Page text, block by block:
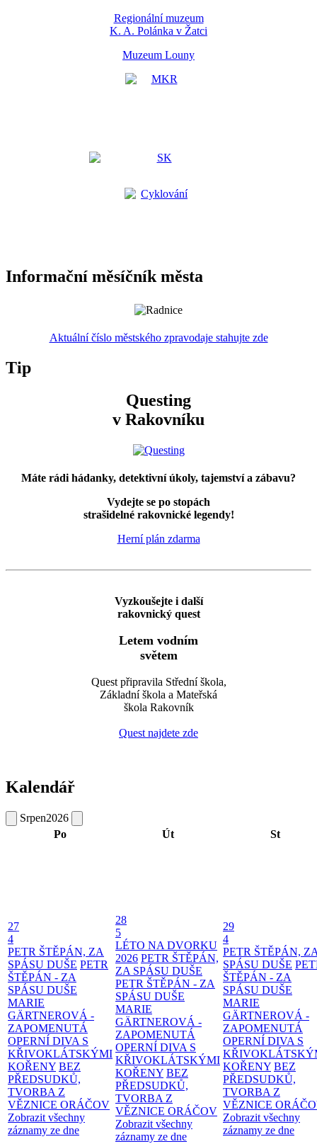
Regionální muzeum
K. A. Polánka v Žatci
Muzeum Louny
Informační měsíčník města
Aktuální číslo městského zpravodaje stahujte zde
Tip
Questing
v Rakovníku
Máte rádi hádanky, detektivní úkoly, tajemství a zábavu?
Vydejte se po stopách
strašidelné rakovnické legendy!
Herní plán zdarma
Vyzkoušejte i další
rakovnický quest
Letem vodním
světem
Quest připravila Střední škola,
Základní škola a Mateřská
škola Rakovník
Quest najdete zde
Kalendář
Srpen2026
Po
Út St
27
4
PETR ŠTĚPÁN, ZA
SPÁSU DUŠE PETR
ŠTĚPÁN - ZA
SPÁSU DUŠE
MARIE
GÄRTNEROVÁ -
ZAPOMENUTÁ
OPERNÍ DIVA S
KŘIVOKLÁTSKÝMI
KOŘENY BEZ
PŘEDSUDKŮ,
TVORBA Z
VĚZNICE ORÁČOV
Zobrazit všechny
záznamy ze dne
28
5
LÉTO NA DVORKU
2026 PETR ŠTĚPÁN,
ZA SPÁSU DUŠE
PETR ŠTĚPÁN - ZA
SPÁSU DUŠE
MARIE
GÄRTNEROVÁ -
ZAPOMENUTÁ
OPERNÍ DIVA S
KŘIVOKLÁTSKÝMI
KOŘENY BEZ
PŘEDSUDKŮ,
TVORBA Z
VĚZNICE ORÁČOV
Zobrazit všechny
záznamy ze dne
29
4
PETR ŠTĚPÁN,
SPÁSU DUŠE
ŠTĚPÁN - ZA
SPÁSU DUŠE
MARIE
GÄRTNEROVÁ -
ZAPOMENUTÁ
OPERNÍ DIVA S
KOŘENY BEZ
PŘEDSUDKŮ,
TVORBA Z
VĚZNICE
Zobrazit všechny
záznamy ze dne